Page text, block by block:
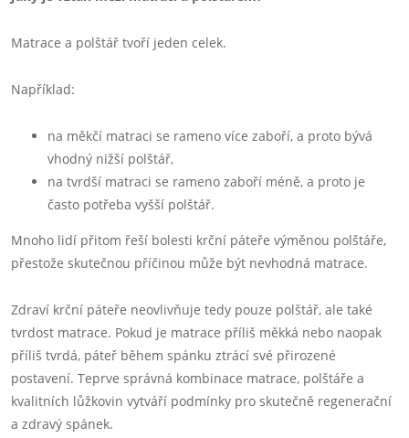
Matrace a polštář tvoří jeden celek.
Například:
na měkčí matraci se rameno více zaboří, a proto bývá
vhodný nižší polštář,
na tvrdší matraci se rameno zaboří méně, a proto je
často potřeba vyšší polštář.
Mnoho lidí přitom řeší bolesti krční páteře výměnou polštáře,
přestože skutečnou příčinou může být nevhodná matrace.
Zdraví krční páteře neovlivňuje tedy pouze polštář, ale také
tvrdost matrace. Pokud je matrace příliš měkká nebo naopak
příliš tvrdá, páteř během spánku ztrácí své přirozené
postavení. Teprve správná kombinace matrace, polštáře a
kvalitních lůžkovin vytváří podmínky pro skutečně regenerační
a zdravý spánek.